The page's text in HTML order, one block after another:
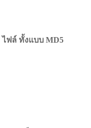
ไฟล์ ทั้งแบบ MD5